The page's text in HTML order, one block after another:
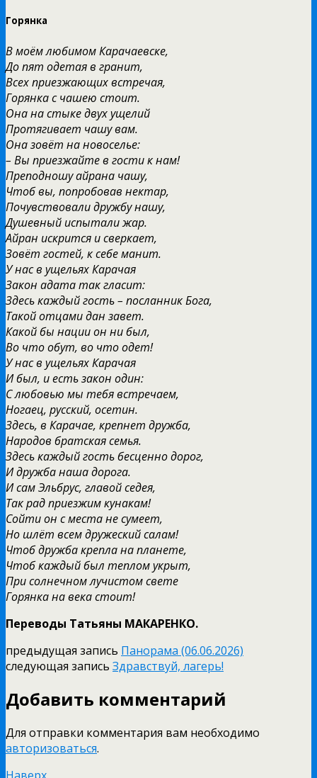
Горянка
В моём любимом Карачаевске,
До пят одетая в гранит,
Всех приезжающих встречая,
Горянка с чашею стоит.
Она на стыке двух ущелий
Протягивает чашу вам.
Она зовёт на новоселье:
– Вы приезжайте в гости к нам!
Преподношу айрана чашу,
Чтоб вы, попробовав нектар,
Почувствовали дружбу нашу,
Душевный испытали жар.
Айран искрится и сверкает,
Зовёт гостей, к себе манит.
У нас в ущельях Карачая
Закон адата так гласит:
Здесь каждый гость – посланник Бога,
Такой отцами дан завет.
Какой бы нации он ни был,
Во что обут, во что одет!
У нас в ущельях Карачая
И был, и есть закон один:
С любовью мы тебя встречаем,
Ногаец, русский, осетин.
Здесь, в Карачае, крепнет дружба,
Народов братская семья.
Здесь каждый гость бесценно дорог,
И дружба наша дорога.
И сам Эльбрус, главой седея,
Так рад приезжим кунакам!
Сойти он с места не сумеет,
Но шлёт всем дружеский салам!
Чтоб дружба крепла на планете,
Чтоб каждый был теплом укрыт,
При солнечном лучистом свете
Горянка на века стоит!
Переводы Татьяны МАКАРЕНКО.
предыдущая запись Панорама (06.06.2026)
следующая запись Здравствуй, лагерь!
Добавить комментарий
Для отправки комментария вам необходимо
авторизоваться.